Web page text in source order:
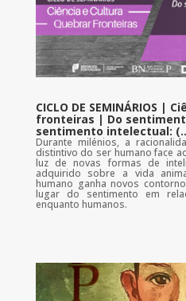
CICLO DE SEMINÁRIOS |
fronteiras | Do
sentimento intelectual:
Durante milénios, a
distintivo do ser humano face
luz de novas formas de
adquirido sobre a vida
humano ganha novos
lugar do sentimento em
enquanto humanos.